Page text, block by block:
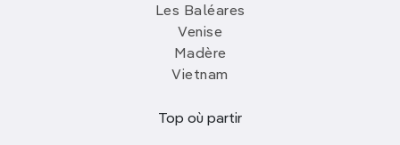
Les Baléares
Venise
Madère
Vietnam
Top où partir